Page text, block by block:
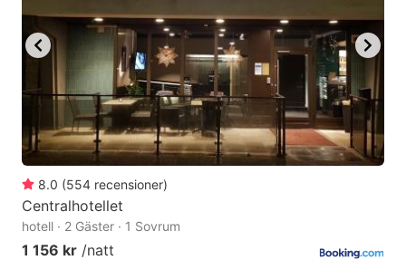
8.0 (554 recensioner)
Centralhotellet
hotell · 2 Gäster · 1 Sovrum
1 156 kr /natt